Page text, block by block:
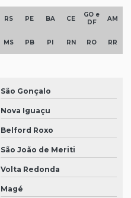
RS PE BA CE
GO e
DF
AM
MS PB PI RN RO RR
São Gonçalo
Nova Iguaçu
Belford Roxo
São João de Meriti
Volta Redonda
Magé